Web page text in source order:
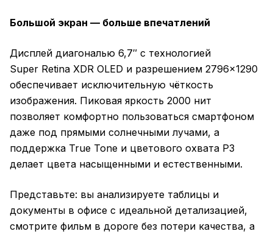
Большой экран — больше впечатлений
Дисплей диагональю 6,7″ с технологией
Super Retina XDR OLED и разрешением 2796×1290
обеспечивает исключительную чёткость
изображения. Пиковая яркость 2000 нит
позволяет комфортно пользоваться смартфоном
даже под прямыми солнечными лучами, а
поддержка True Tone и цветового охвата P3
делает цвета насыщенными и естественными.
Представьте: вы анализируете таблицы и
документы в офисе с идеальной детализацией,
смотрите фильм в дороге без потери качества, а